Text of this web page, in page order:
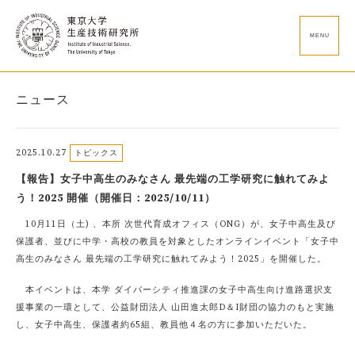
MENU
ニュース
2025.10.27 トピックス
【報告】女子中高生のみなさん 最先端の工学研究に触れてみよ
う！2025 開催（開催日：2025/10/11）
10月11日（土) 、本所 次世代育成オフィス（ONG）が、女子中高生及び
保護者、並びに中学・高校の教員を対象としたオンラインイベント「女子中
高生のみなさん 最先端の工学研究に触れてみよう！2025」を開催した。
本イベントは、本学 ダイバーシティ推進課の女子中高生向け進路選択支
援事業の一環として、公益財団法人 山田進太郎D＆I財団の協力のもと実施
し、女子中高生、保護者約65組、教員他４名の方に参加いただいた。